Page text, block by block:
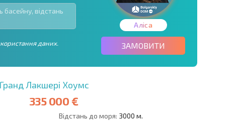
даних.
Аліса
ЗАМОВИТИ
Лакшері Хоумс
335 000 €
Відстань до моря: 3000 м.